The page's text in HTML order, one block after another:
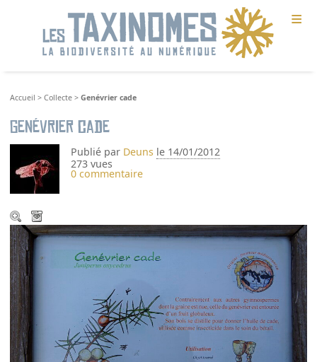
≡
Accueil >Collecte >Genévrier cade
Genévrier cade
Publié par Deuns le 14/01/2012
273 vues
0 commentaire